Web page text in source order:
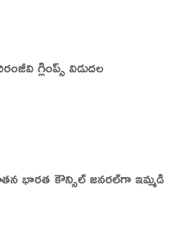
గ్లింప్స్‌ విడుదల
భారత కౌన్సిల్ జనరల్‌గా ఇమ్మడి